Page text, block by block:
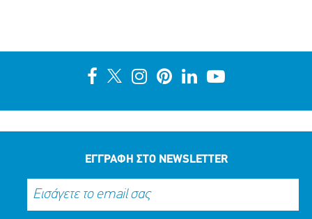
ΕΓΓΡΑΦΗ ΣΤΟ NEWSLETTER